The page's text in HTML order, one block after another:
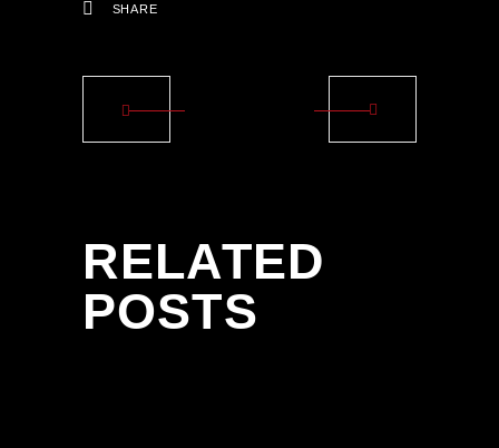
SHARE
RELATED
POSTS